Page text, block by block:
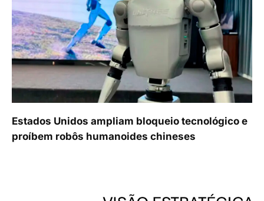
Estados Unidos ampliam bloqueio tecnológico e
proíbem robôs humanoides chineses